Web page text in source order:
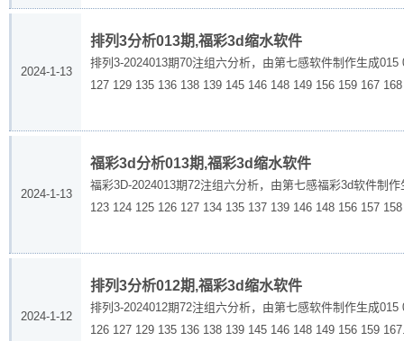
2024-1-13
排列3分析013期,福彩3d缩水软件
排列3-2024013期70注组六分析，由第七感软件制作生成
127 129 135 136 138 139 145 146 148 149 156 159 167
2024-1-13
福彩3d分析013期,福彩3d缩水软件
福彩3D-2024013期72注组六分析，由第七感福彩3d软件制
123 124 125 126 127 134 135 137 139 146 148 156 157
2024-1-12
排列3分析012期,福彩3d缩水软件
排列3-2024012期72注组六分析，由第七感软件制作生成
126 127 129 135 136 138 139 145 146 148 149 156 159